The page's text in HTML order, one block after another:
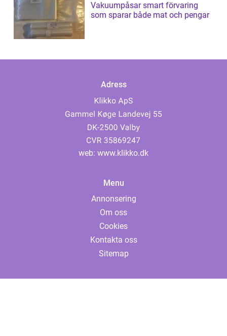
Vakuumpåsar smart förvaring
som sparar både mat och pengar
Adress
web: www.klikko.dk
Menu
Annonsering
Om oss
Cookies
Kontakta oss
Sitemap